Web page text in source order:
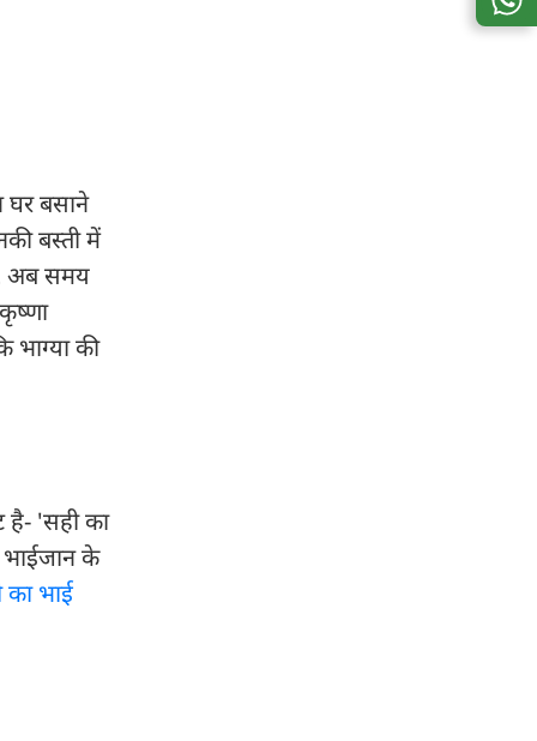
घर बसाने
बस्ती में
अब समय
भाग्या की
है- 'सही का
के
का भाई